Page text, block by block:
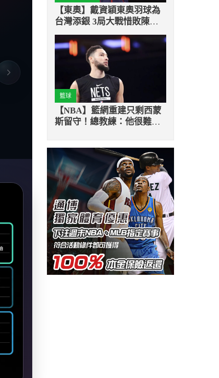
【東奧】戴資穎東奧羽球為
台灣添銀 3局大戰惜敗陳雨
菲
籃球
【NBA】籃網重建只剩西蒙
斯留守！總教練：他很難使